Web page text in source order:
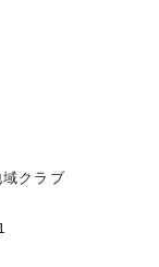
クラブ